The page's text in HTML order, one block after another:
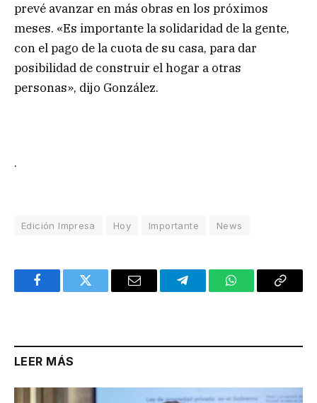
prevé avanzar en más obras en los próximos
meses. «Es importante la solidaridad de la gente,
con el pago de la cuota de su casa, para dar
posibilidad de construir el hogar a otras
personas», dijo González.
.
Edición Impresa Hoy Importante News
FacebookTwitter Email TelegramWhatsAppCopy
LEER MÁS